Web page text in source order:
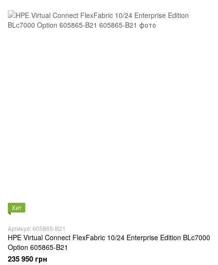
Хит
Артикул: 605865-B21
HPE Virtual Connect FlexFabric 10/24 Enterprise Edition BLc7000
Option 605865-B21
235 950 грн